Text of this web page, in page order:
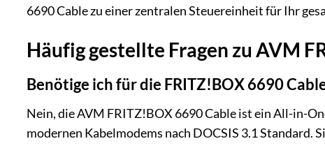
6690 Cable zu einer zentralen Steuereinheit für Ihr
Häufig gestellte Fragen zu AVM
Benötige ich für die FRITZ!BOX 6690
Nein, die AVM FRITZ!BOX 6690 Cable ist ein All-in-
modernen Kabelmodems nach DOCSIS 3.1 Standard.